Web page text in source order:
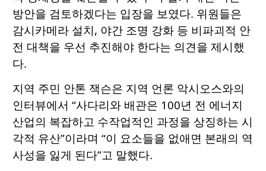
방안을 검토하겠다는 입장을 보였다. 위원들은
감시카메라 설치, 야간 조명 강화 등 비파괴적 안
전 대책을 우선 추진해야 한다는 의견을 제시했
다.
지역 주민 안톤 잭슨은 지역 언론 악시오스와의
인터뷰에서 “사다리와 배관은 100년 전 에너지
산업의 복잡하고 수작업적인 과정을 상징하는 시
각적 유산”이라며 “이 요소들을 없애면 본래의 역
사성을 잃게 된다”고 말했다.